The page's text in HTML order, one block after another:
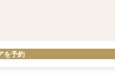
を予約